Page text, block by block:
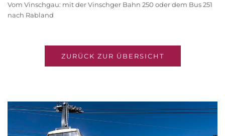
Vom Vinschgau: mit der Vinschger Bahn 250 oder dem Bus 251
nach Rabland
ZURÜCK ZUR ÜBERSICHT